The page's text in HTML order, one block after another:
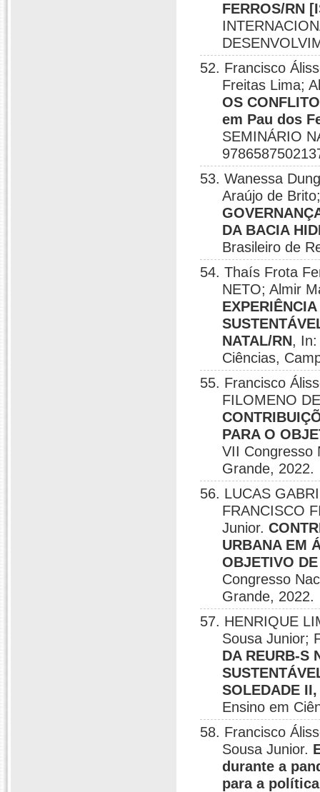
FERROS/RN
52. Francisco
Freitas Lima;
OS
em Pau dos
SEMINÁRIO
53. Wanessa
Araújo de
DA BACIA
Brasileiro de
54. Thaís Frota
NETO; Almir
NATAL/RN, In:
Ciências,
55. Francisco
FILOMENO
PARA O
VII Congresso
Grande, 2022.
56. LUCAS
FRANCISCO
Junior.
URBANA EM
OBJETIVO
Congresso
Grande, 2022.
57. HENRIQUE
Sousa Junior;
DA REURB-S
SOLEDADE
Ensino em
58. Francisco
Sousa Junior.
durante a
para a